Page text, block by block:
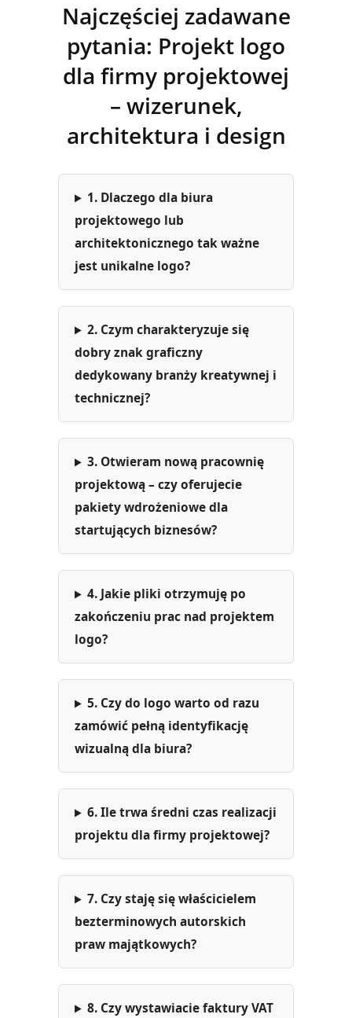
Najczęściej zadawane
pytania: Projekt logo
dla firmy projektowej
– wizerunek,
architektura i design
1. Dlaczego dla biura
projektowego lub
architektonicznego tak ważne
jest unikalne logo?
2. Czym charakteryzuje się
dobry znak graficzny
dedykowany branży kreatywnej i
technicznej?
3. Otwieram nową pracownię
projektową – czy oferujecie
pakiety wdrożeniowe dla
startujących biznesów?
4. Jakie pliki otrzymuję po
zakończeniu prac nad projektem
logo?
5. Czy do logo warto od razu
zamówić pełną identyfikację
wizualną dla biura?
6. Ile trwa średni czas realizacji
projektu dla firmy projektowej?
7. Czy staję się właścicielem
bezterminowych autorskich
praw majątkowych?
8. Czy wystawiacie faktury VAT